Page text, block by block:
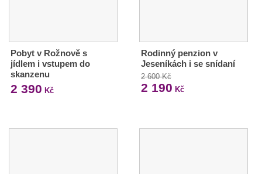
Pobyt v Rožnově s
jídlem i vstupem do
skanzenu
2 390 Kč
Rodinný penzion v
Jeseníkách i se snídaní
2 600 Kč
2 190 Kč